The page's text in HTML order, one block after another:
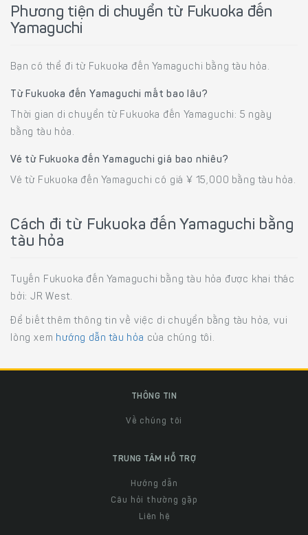
Phương tiện di chuyển từ Fukuoka đến
Yamaguchi
Bạn có thể đi từ Fukuoka đến Yamaguchi bằng tàu hỏa.
Từ Fukuoka đến Yamaguchi mất bao lâu?
Thời gian di chuyển từ Fukuoka đến Yamaguchi: 5 ngày
bằng tàu hỏa.
Vé từ Fukuoka đến Yamaguchi giá bao nhiêu?
Vé từ Fukuoka đến Yamaguchi có giá ¥ 15,000 bằng tàu hỏa.
Cách đi từ Fukuoka đến Yamaguchi bằng
tàu hỏa
Tuyến Fukuoka đến Yamaguchi bằng tàu hỏa được khai thác
bởi: JR West.
Để biết thêm thông tin về việc di chuyển bằng tàu hỏa, vui
lòng xem hướng dẫn tàu hỏa của chúng tôi.
THÔNG TIN
Về chúng tôi
TRUNG TÂM HỖ TRỢ
Hướng dẫn
Câu hỏi thường gặp
Liên hệ